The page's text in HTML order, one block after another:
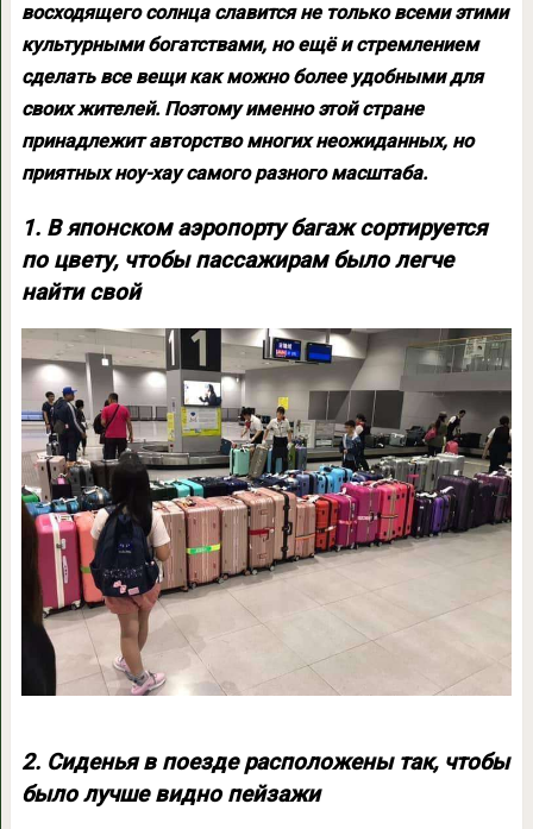
восходящего солнца славится не только всеми этими
культурными богатствами, но ещё и стремлением
сделать все вещи как можно более удобными для
своих жителей. Поэтому именно этой стране
принадлежит авторство многих неожиданных, но
приятных ноу-хау самого разного масштаба.
1. В японском аэропорту багаж сортируется
по цвету, чтобы пассажирам было легче
найти свой
2. Сиденья в поезде расположены так, чтобы
было лучше видно пейзажи